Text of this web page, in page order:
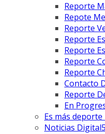
Reporte
Repote
Reporte
Reporte
Reporte
Reporte
Reporte
Contacto
Reporte
En
Es más
Noticias